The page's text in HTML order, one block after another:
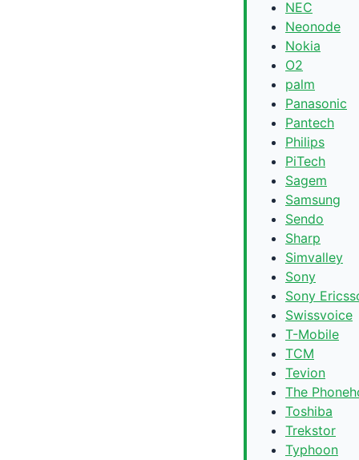
NEC
Neonode
Nokia
O2
palm
Panasonic
Pantech
Philips
PiTech
Sagem
Samsung
Sendo
Sharp
Simvalley
Sony
Sony
Swissvoice
T-Mobile
TCM
Tevion
The
Toshiba
Trekstor
Typhoon